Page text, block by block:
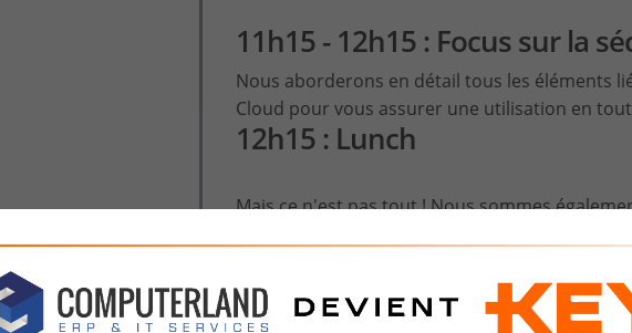
11h15 - 12h15 : Focus sur la
Nous aborderons en détail tous les éléments
Cloud pour vous assurer une utilisation en
12h15 : Lunch
Mais ce n'est pas tout ! Nous sommes
intelligence artificielle
dans le futur de la gestion d'entreprise avec
Confirmez votre présence dès maintenant